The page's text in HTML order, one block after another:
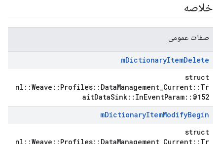
خلاصه
صفات عمومی
mDictionaryItemDelete
struct
nl::Weave::Profiles::DataManagement_Current::Tr
aitDataSink::InEventParam::@152
mDictionaryItemModifyBegin
struct
nl::Weave::Profiles::DataManagement_Current::Tr